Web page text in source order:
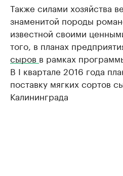
Также силами хозяйства
знаменитой породы
известной своими
того, в планах
сыров в рамках
В I квартале 2016 года
поставку мягких сортов
Калининграда